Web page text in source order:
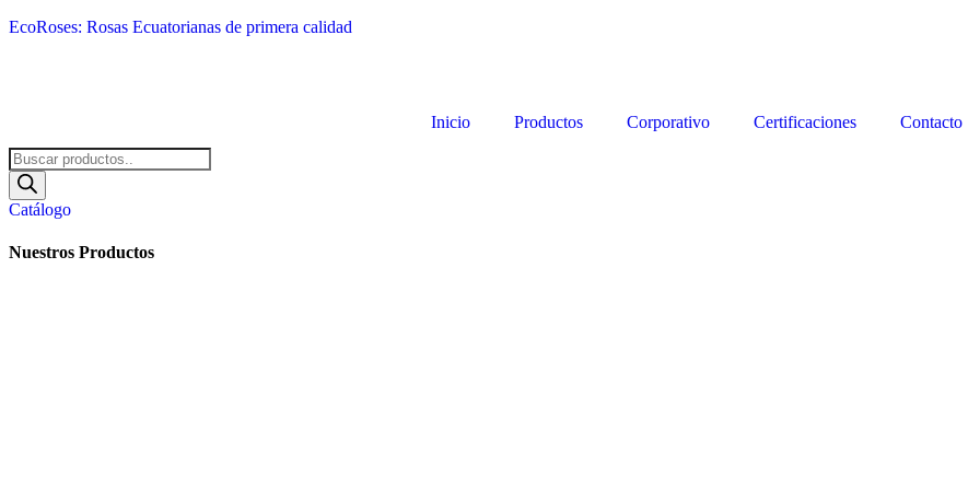
EcoRoses: Rosas Ecuatorianas de primera calidad
Inicio Productos Corporativo Certificaciones
Contacto
Búsqueda
de
productos
Catálogo
Nuestros Productos